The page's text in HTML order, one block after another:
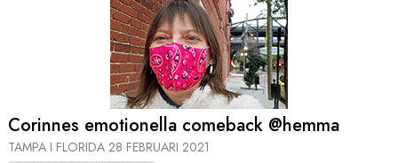
Corinnes emotionella comeback @hemma
TAMPA I FLORIDA 28 FEBRUARI 2021